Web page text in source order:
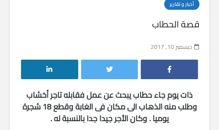
أخبار و تقارير
قصة الحطاب
ديسمبر 10, 2017
ذات يوم جاء حطاب يبحث عن عمل فقابله تاجر أخشاب
وطلب منه الذهاب الى مكان فى الغابة وقطع 18 شجرة
يوميا . وكان الأجر جيدا جدا بالنسبة له .